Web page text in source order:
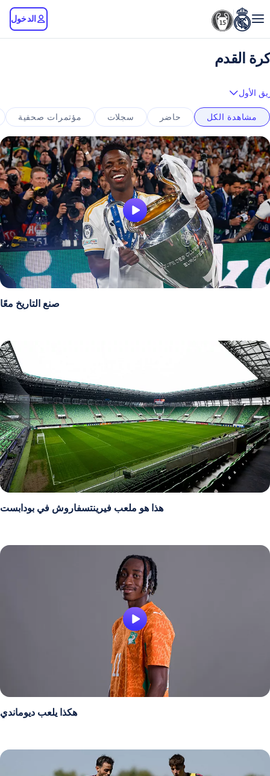
الدخول
كرة القدم
الأول
مشاهدة الكل حاضر سجلات مؤتمرات صحفية
صنع التاريخ معًا
هذا هو ملعب فيرينتسفاروش في بودابست
هكذا يلعب ديوماندي